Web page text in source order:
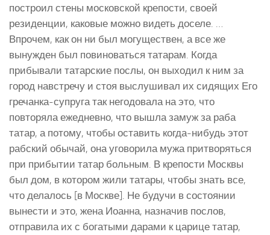
построил стены московской крепости, своей
резиденции, каковые можно видеть доселе. …
Впрочем, как он ни был могуществен, а все же
вынужден был повиноваться татарам. Когда
прибывали татарские послы, он выходил к ним за
город навстречу и стоя выслушивал их сидящих Его
гречанка-супруга так негодовала на это, что
повторяла ежедневно, что вышла замуж за раба
татар, а потому, чтобы оставить когда-нибудь этот
рабский обычай, она уговорила мужа притворяться
при прибытии татар больным. В крепости Москвы
был дом, в котором жили татары, чтобы знать все,
что делалось [в Москве]. Не будучи в состоянии
вынести и это, жена Иоанна, назначив послов,
отправила их с богатыми дарами к царице татар,